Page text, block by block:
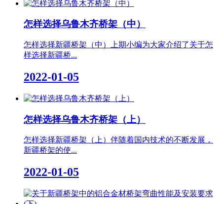
怎样选择乌鲁木齐桥架（中）
怎样选择新疆桥架（中）上期小编为大家介绍了关于怎
样选择新疆桥...
2022-01-05
怎样选择乌鲁木齐桥架（上）
怎样选择新疆桥架（上）伴随着国内技术的不断发展，
新疆桥架的使...
2022-01-05